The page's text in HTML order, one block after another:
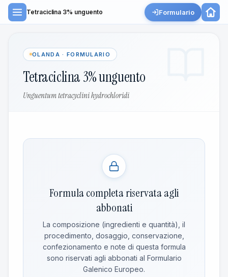
Tetraciclina 3% unguento Formulario
OLANDA · FORMULARIO
Tetraciclina 3% unguento
Unguentum tetracyclini hydrochloridi
Formula completa riservata agli
abbonati
La composizione (ingredienti e quantità), il
procedimento, dosaggio, conservazione,
confezionamento e note di questa formula
sono riservati agli abbonati al Formulario
Galenico Europeo.